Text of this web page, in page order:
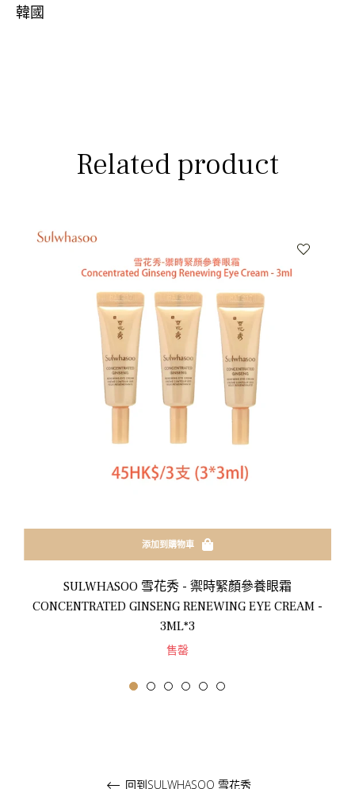
韓國
Related product
添加到購物車
SULWHASOO 雪花秀 - 禦時緊顏參養眼霜
CONCENTRATED GINSENG RENEWING EYE CREAM -
3ML*3
售罄
回到SULWHASOO 雪花秀